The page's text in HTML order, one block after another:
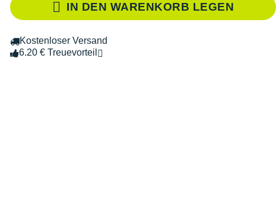
IN DEN WARENKORB LEGEN
Kostenloser Versand
6.20 € Treuevorteil